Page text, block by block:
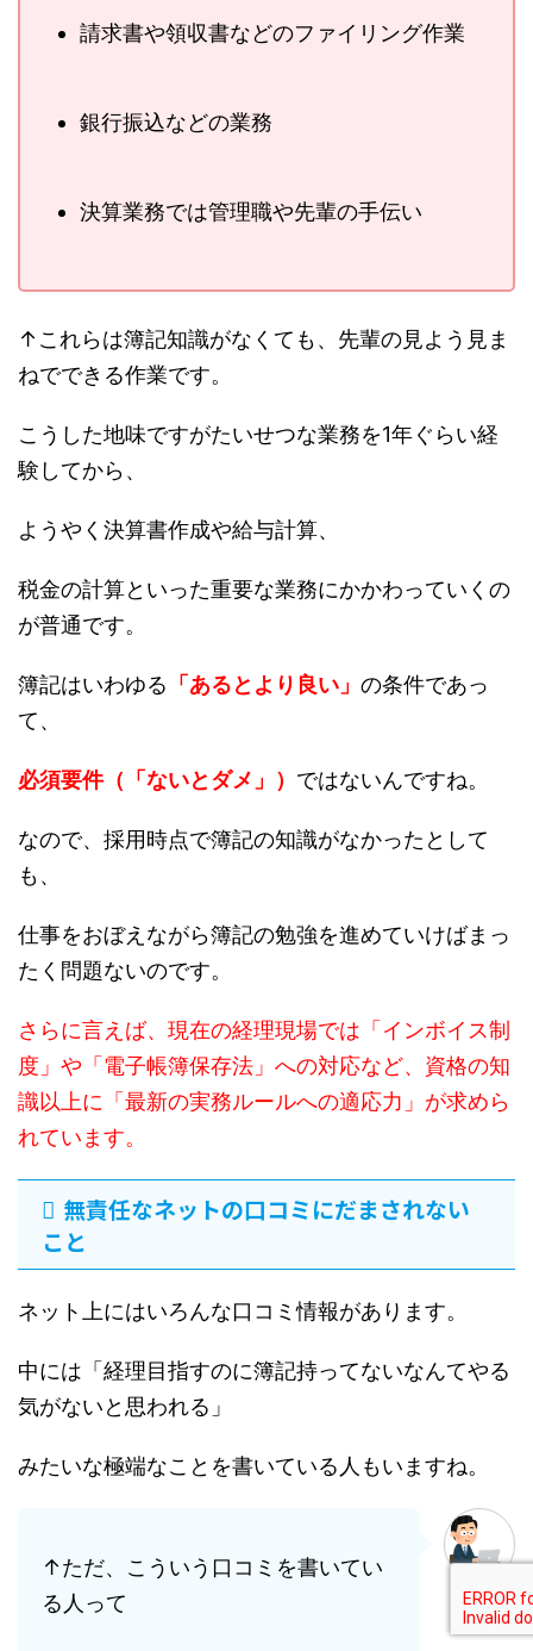
請求書や領収書などのファイリング作業
銀行振込などの業務
決算業務では管理職や先輩の手伝い
↑これらは簿記知識がなくても、先輩の見よう見ま
ねでできる作業です。
こうした地味ですがたいせつな業務を1年ぐらい経
験してから、
ようやく決算書作成や給与計算、
税金の計算といった重要な業務にかかわっていくの
が普通です。
簿記はいわゆる 「あるとより良い」 の条件であっ
て、
必須要件（「ないとダメ」） ではないんですね。
なので、採用時点で簿記の知識がなかったとして
も、
仕事をおぼえながら簿記の勉強を進めていけばまっ
たく問題ないのです。
さらに言えば、現在の経理現場では「インボイス制
度」や「電子帳簿保存法」への対応など、資格の知
識以上に「最新の実務ルールへの適応力」が求めら
れています。
無責任なネットの口コミにだまされない
こと
ネット上にはいろんな口コミ情報があります。
中には「経理目指すのに簿記持ってないなんてやる
気がないと思われる」
みたいな極端なことを書いている人もいますね。
↑ただ、こういう口コミを書いてい
る人って
管理人